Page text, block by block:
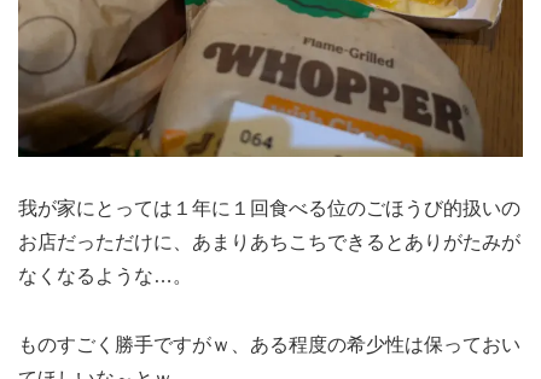
我が家にとっては１年に１回食べる位のごほうび的扱いの
お店だっただけに、あまりあちこちできるとありがたみが
なくなるような…。
ものすごく勝手ですがｗ、ある程度の希少性は保っておい